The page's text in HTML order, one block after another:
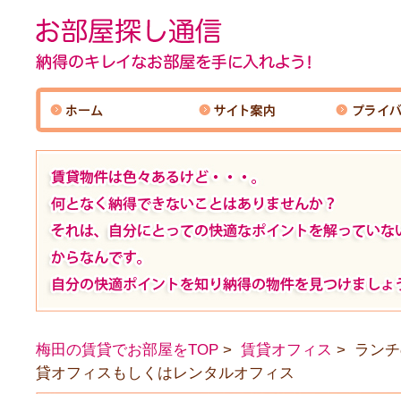
梅田の賃貸でお部屋をTOP 賃貸オフィス
ラン
貸オフィスもしくはレンタルオフィス